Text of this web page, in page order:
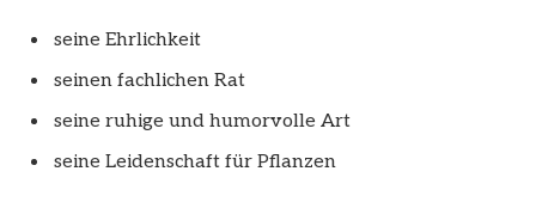
seine Ehrlichkeit
seinen fachlichen Rat
seine ruhige und humorvolle Art
seine Leidenschaft für Pflanzen